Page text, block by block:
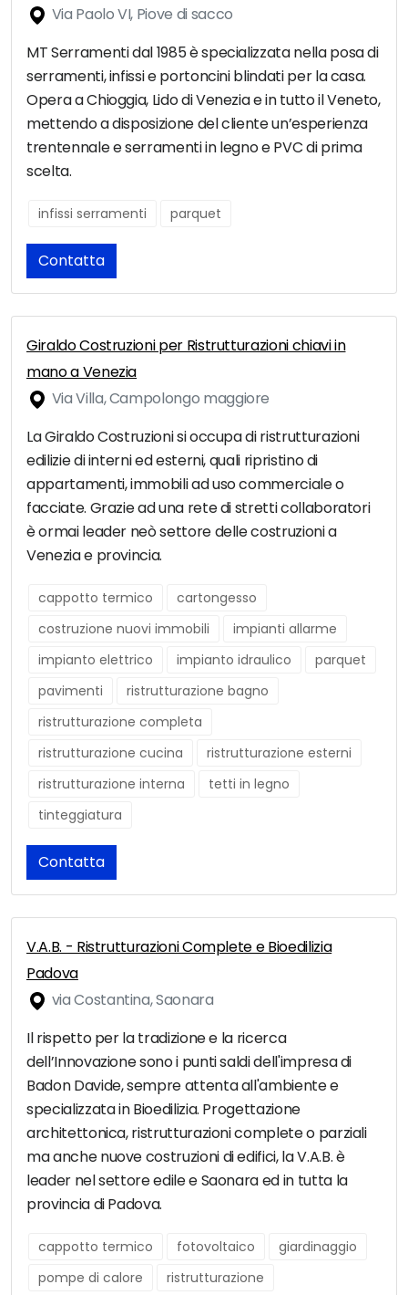
Via Paolo VI, Piove di sacco
MT Serramenti dal 1985 è specializzata nella posa di
serramenti, infissi e portoncini blindati per la casa.
Opera a Chioggia, Lido di Venezia e in tutto il Veneto,
mettendo a disposizione del cliente un’esperienza
trentennale e serramenti in legno e PVC di prima
scelta.
infissi serramenti parquet
Contatta
Giraldo Costruzioni per Ristrutturazioni chiavi in
mano a Venezia
Via Villa, Campolongo maggiore
La Giraldo Costruzioni si occupa di ristrutturazioni
edilizie di interni ed esterni, quali ripristino di
appartamenti, immobili ad uso commerciale o
facciate. Grazie ad una rete di stretti collaboratori
è ormai leader neò settore delle costruzioni a
Venezia e provincia.
cappotto termico
cartongesso
costruzione nuovi immobili
impianti allarme
impianto elettrico
impianto idraulico
parquet
pavimenti
ristrutturazione bagno
ristrutturazione completa
ristrutturazione cucina
ristrutturazione esterni
ristrutturazione interna
tetti in legno
tinteggiatura
Contatta
V.A.B. - Ristrutturazioni Complete e Bioedilizia
Padova
via Costantina, Saonara
Il rispetto per la tradizione e la ricerca
dell’Innovazione sono i punti saldi dell'impresa di
Badon Davide, sempre attenta all'ambiente e
specializzata in Bioedilizia. Progettazione
architettonica, ristrutturazioni complete o parziali
ma anche nuove costruzioni di edifici, la V.A.B. è
leader nel settore edile e Saonara ed in tutta la
provincia di Padova.
cappotto termico fotovoltaico
giardinaggio
pompe di calore
ristrutturazione